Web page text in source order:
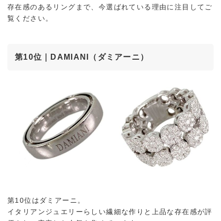
存在感のあるリングまで、今選ばれている理由に注目してご
覧ください。
第10位｜DAMIANI（ダミアーニ）
第10位はダミアーニ。
イタリアンジュエリーらしい繊細な作りと上品な存在感が評